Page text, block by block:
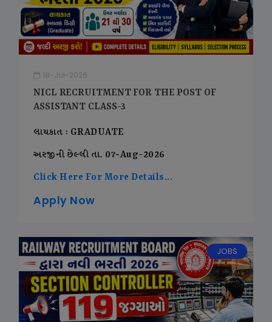
18-Jul-2026
NICL RECRUITMENT FOR THE POST OF
ASSISTANT CLASS-3
લાયકાત : GRADUATE
અરજીની છેલ્લી તા. 07-Aug-2026
Click Here For More Details...
Apply Now
JOBS